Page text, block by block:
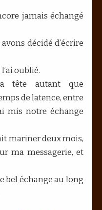
jamais échangé
décidé d’écrire
l’ai oublié.
tête autant que
de latence, entre
mis notre échange
mariner deux mois,
ma messagerie, et
bel échange au long